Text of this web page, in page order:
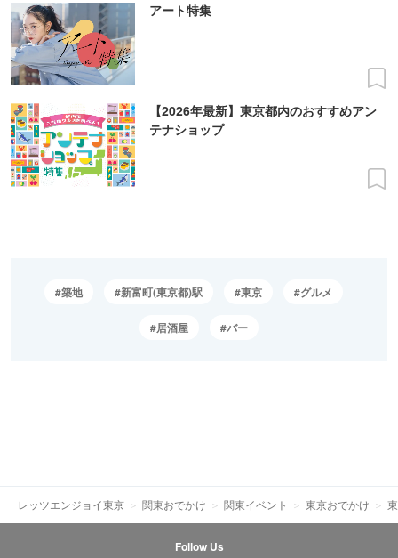
アート特集
【2026年最新】東京都内のおすすめアン
テナショップ
築地 新富町(東京都)駅 東京 グルメ
居酒屋 バー
レッツエンジョイ東京 関東おでかけ 関東イベント 東京おでかけ
Follow Us